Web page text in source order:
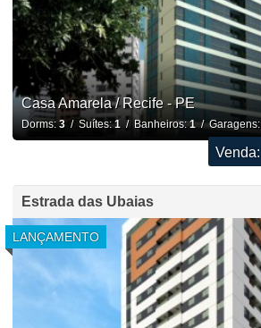
Casa Amarela / Recife - PE
Dorms: 3/ Suítes:1 / Banheiros:1/ Garagens:
Venda:
Estrada das Ubaias
LANÇAMENTO